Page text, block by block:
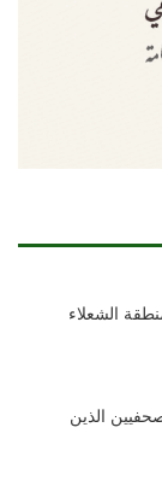
الشعلاء
الذين